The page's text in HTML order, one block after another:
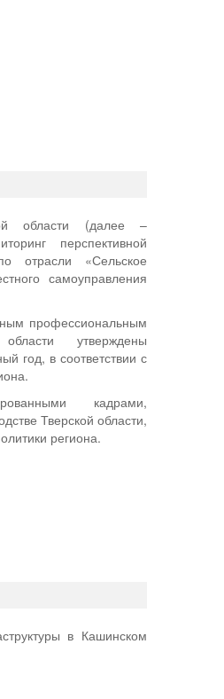
области (далее –
перспективной
отрасли «Сельское
самоуправления
профессиональным
утверждены
год, в соответствии с
кадрами,
Тверской области,
региона.
в Кашинском